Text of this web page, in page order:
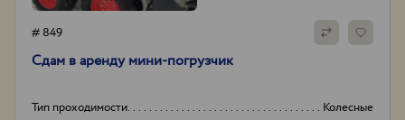
# 849
Сдам в аренду мини-погрузчик
Тип проходимости
Колесные